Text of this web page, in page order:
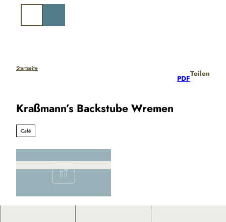
Startseite
PDF
Teilen
Kraßmann’s Backstube Wremen
Café
CC-BY